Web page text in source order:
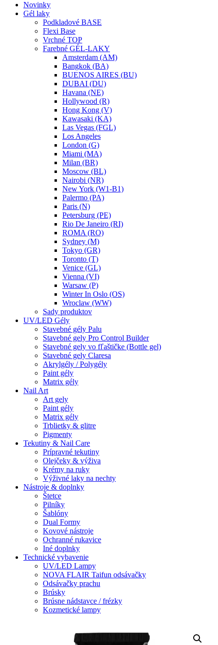
Novinky
Gél laky
Podkladové BASE
Flexi Base
Vrchné TOP
Farebné GÉL-LAKY
Amsterdam (AM)
Bangkok (BA)
BUENOS AIRES (BU)
DUBAI (DU)
Havana (NE)
Hollywood (R)
Hong Kong (V)
Kawasaki (KA)
Las Vegas (FGL)
Los Angeles
London (G)
Miami (MA)
Milan (BR)
Moscow (BL)
Nairobi (NR)
New York (W1-B1)
Palermo (PA)
Paris (N)
Petersburg (PE)
Rio De Janeiro (RI)
ROMA (RO)
Sydney (M)
Tokyo (GR)
Toronto (T)
Venice (GL)
Vienna (VI)
Warsaw (P)
Winter In Oslo (OS)
Wroclaw (WW)
Sady produktov
UV/LED Gély
Stavebné gély Palu
Stavebné gely Pro Control Builder
Stavebné gely vo fľaštičke (Bottle gel)
Stavebné gely Claresa
Akrylgély / Polygély
Paint gély
Matrix gély
Nail Art
Art gely
Paint gély
Matrix gély
Trblietky & glitre
Pigmenty
Tekutiny & Nail Care
Prípravné tekutiny
Olejčeky & výživa
Krémy na ruky
Výživné laky na nechty
Nástroje & doplnky
Štetce
Pilníky
Šablóny
Dual Formy
Kovové nástroje
Ochranné rukavice
Iné doplnky
Technické vybavenie
UV/LED Lampy
NOVA FLAIR Taifun odsávačky
Odsávačky prachu
Brúsky
Brúsne nádstavce / frézky
Kozmetické lampy